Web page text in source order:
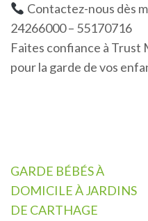
Contactez-nous dès
24266000 – 55170716
Faites confiance à Trust
pour la garde de vos
Navigation
de
l’article
GARDE BÉBÉS À
DOMICILE À JARDINS
DE CARTHAGE